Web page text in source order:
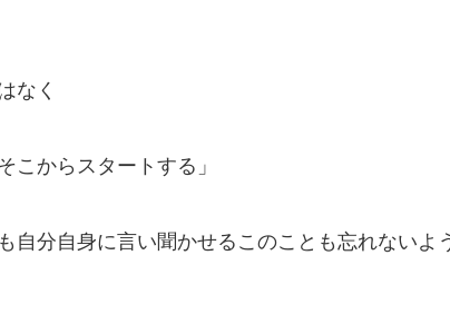
なく
こからスタートする」
自分自身に言い聞かせるこのことも忘れないよ